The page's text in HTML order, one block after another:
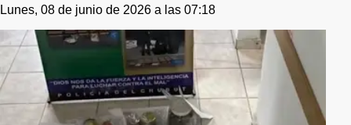
Lunes, 08 de junio de 2026 a las 07:18